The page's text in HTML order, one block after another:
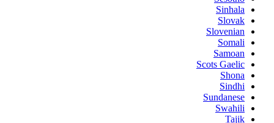
Sinhala
Slovak
Slovenian
Somali
Samoan
Scots Gaelic
Shona
Sindhi
Sundanese
Swahili
Tajik